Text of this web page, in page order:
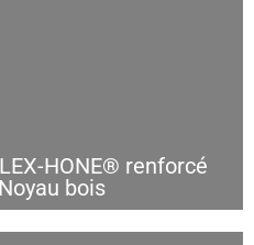
HONE® renforcé
bois